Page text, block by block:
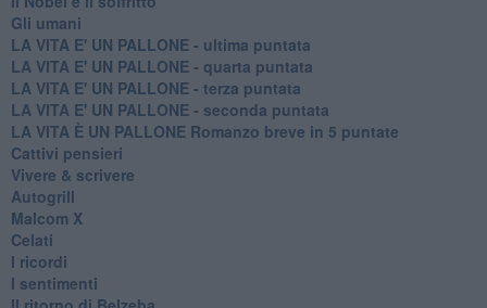
Gli umani
LA VITA E' UN PALLONE - ultima puntata
LA VITA E' UN PALLONE - quarta puntata
LA VITA E' UN PALLONE - terza puntata
LA VITA E' UN PALLONE - seconda puntata
LA VITA È UN PALLONE Romanzo breve in 5 puntate
Cattivi pensieri
Vivere & scrivere
Autogrill
Malcom X
Celati
I ricordi
I sentimenti